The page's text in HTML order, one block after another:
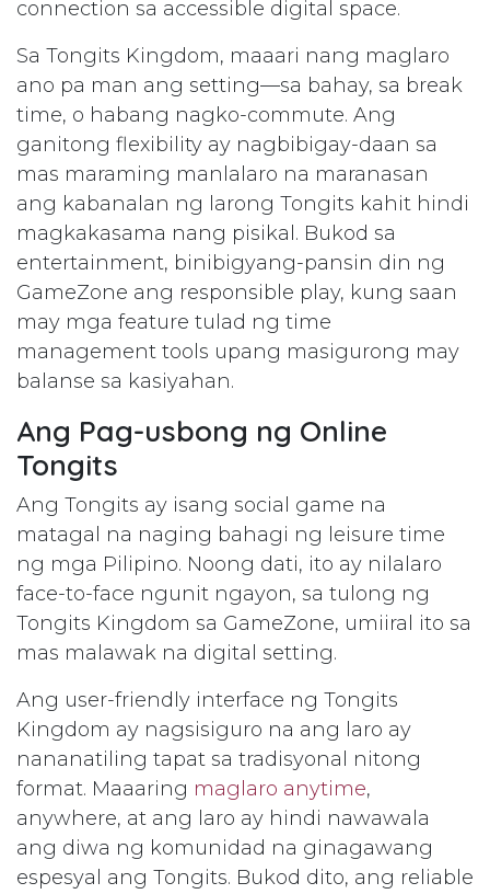
connection sa accessible digital space.
Sa Tongits Kingdom, maaari nang maglaro
ano pa man ang setting—sa bahay, sa break
time, o habang nagko-commute. Ang
ganitong flexibility ay nagbibigay-daan sa
mas maraming manlalaro na maranasan
ang kabanalan ng larong Tongits kahit hindi
magkakasama nang pisikal. Bukod sa
entertainment, binibigyang-pansin din ng
GameZone ang responsible play, kung saan
may mga feature tulad ng time
management tools upang masigurong may
balanse sa kasiyahan.
Ang Pag-usbong ng Online
Tongits
Ang Tongits ay isang social game na
matagal na naging bahagi ng leisure time
ng mga Pilipino. Noong dati, ito ay nilalaro
face-to-face ngunit ngayon, sa tulong ng
Tongits Kingdom sa GameZone, umiiral ito sa
mas malawak na digital setting.
Ang user-friendly interface ng Tongits
Kingdom ay nagsisiguro na ang laro ay
nananatiling tapat sa tradisyonal nitong
format. Maaaring maglaro anytime,
anywhere, at ang laro ay hindi nawawala
ang diwa ng komunidad na ginagawang
espesyal ang Tongits. Bukod dito, ang reliable